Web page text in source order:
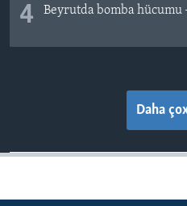
4 Beyrutda bomba hücumu
Daha